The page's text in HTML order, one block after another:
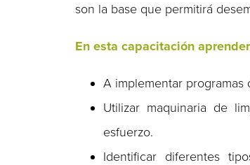
son la base que permitirá
En esta capacitación
A implementar programas
Utilizar maquinaria de
esfuerzo.
Identificar diferentes